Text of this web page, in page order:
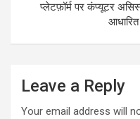
प्लेटफ़ॉर्म पर कंप्यूटर
Leave a Reply
Your email address will